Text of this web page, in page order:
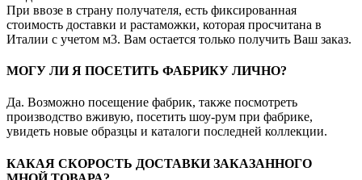
При ввозе в страну получателя, есть фиксированная
стоимость доставки и растаможки, которая просчитана в
Италии с учетом м3. Вам остается только получить Ваш заказ.
МОГУ ЛИ Я ПОСЕТИТЬ ФАБРИКУ ЛИЧНО?
Да. Возможно посещение фабрик, также посмотреть
производство вживую, посетить шоу-рум при фабрике,
увидеть новые образцы и каталоги последней коллекции.
КАКАЯ СКОРОСТЬ ДОСТАВКИ ЗАКАЗАННОГО